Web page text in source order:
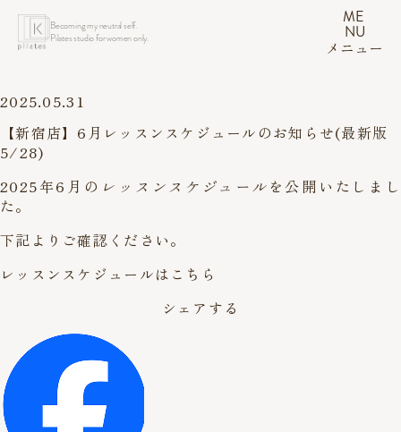
Becoming my neutral self.
Pilates studio for women only.
ME
NU
メニュー
2025.05.31
【新宿店】6月レッスンスケジュールのお知らせ(最新版
5/28)
2025年6月の レッスンスケジュールを公開いたしまし
た。
下記よりご確認ください。
レッスンスケジュールはこちら
シェアする